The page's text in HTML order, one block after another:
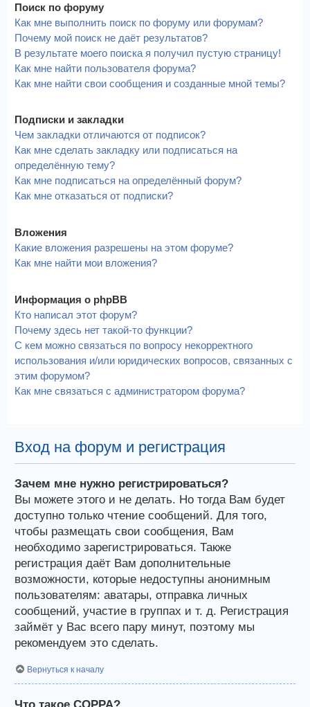
Поиск по форуму
Как мне выполнить поиск по форуму или форумам?
Почему мой поиск не даёт результатов?
В результате моего поиска я получил пустую страницу!
Как мне найти пользователя форума?
Как мне найти свои сообщения и созданные мной темы?
Подписки и закладки
Чем закладки отличаются от подписок?
Как мне сделать закладку или подписаться на
определённую тему?
Как мне подписаться на определённый форум?
Как мне отказаться от подписки?
Вложения
Какие вложения разрешены на этом форуме?
Как мне найти мои вложения?
Информация о phpBB
Кто написал этот форум?
Почему здесь нет такой-то функции?
С кем можно связаться по вопросу некорректного
использования и/или юридических вопросов, связанных с
этим форумом?
Как мне связаться с администратором форума?
Вход на форум и регистрация
Зачем мне нужно регистрироваться?
Вы можете этого и не делать. Но тогда Вам будет
доступно только чтение сообщений. Для того,
чтобы размещать свои сообщения, Вам
необходимо зарегистрироваться. Также
регистрация даёт Вам дополнительные
возможности, которые недоступны анонимным
пользователям: аватары, отправка личных
сообщений, участие в группах и т. д. Регистрация
займёт у Вас всего пару минут, поэтому мы
рекомендуем это сделать.
Вернуться к началу